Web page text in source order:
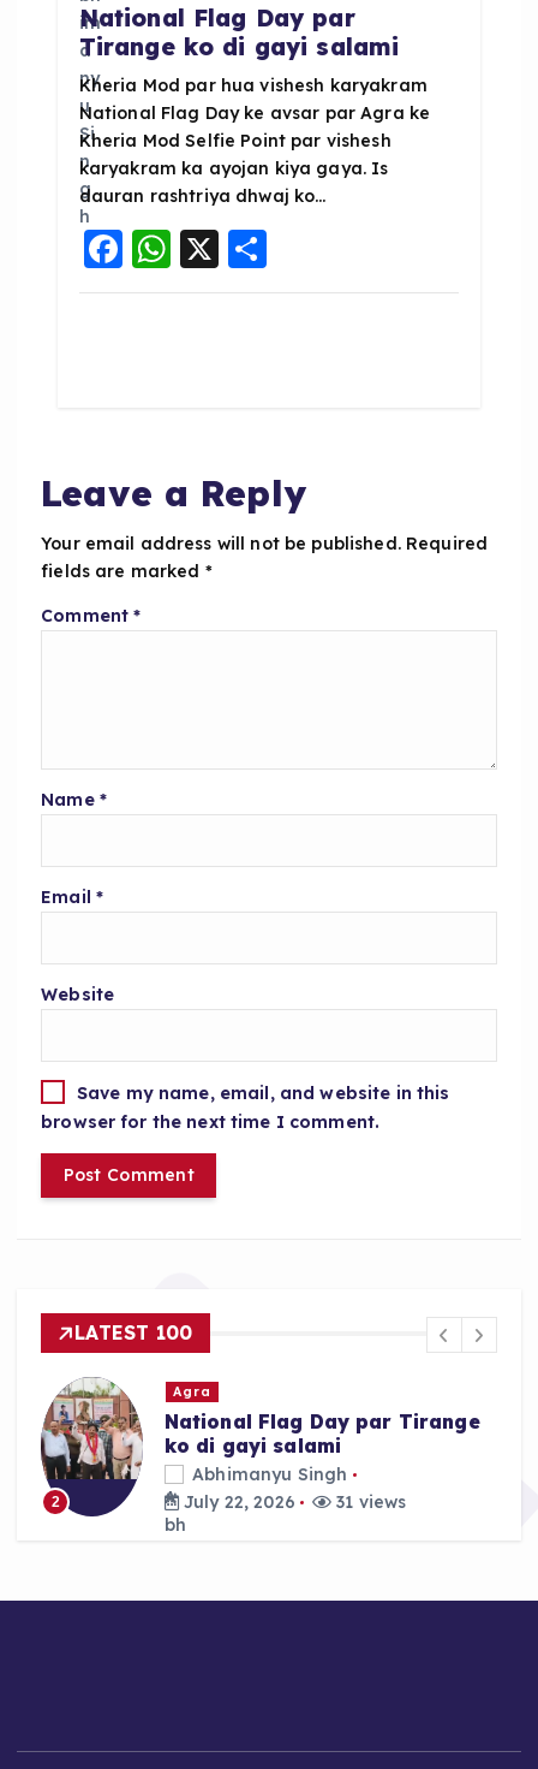
National Flag Day par
Tirange ko di gayi salami
Kheria Mod par hua vishesh karyakram
National Flag Day ke avsar par Agra ke
Kheria Mod Selfie Point par vishesh
karyakram ka ayojan kiya gaya. Is
dauran rashtriya dhwaj ko…
F
a
o
k
W
h
p
X S
h
Leave a Reply
Your email address will not be published. Required
fields are marked *
Comment*
Name *
Email *
Website
Save my name, email, and website in this
browser for the next time I comment.
LATEST 100
Agra
Agra mein Akhilesh Yadav ki
Custody ke khilaf SP Workers
ka Late Night Protest
Abhimanyu Singh
July 22, 2026